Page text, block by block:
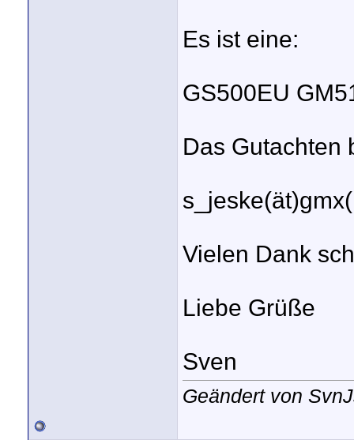
Es ist eine:
GS500EU
Das Gutachten
Vielen Dank
Liebe Grüße
Sven
Geändert von